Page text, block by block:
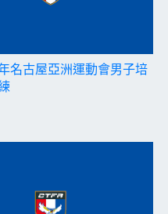
名古屋亞洲運動會男子培